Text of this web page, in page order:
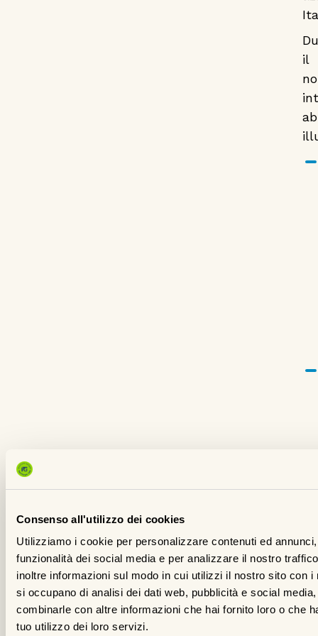
Consenso all'utilizzo dei cookies
Utilizziamo i cookie per personalizzare contenuti ed
funzionalità dei social media e per analizzare il nostro
inoltre informazioni sul modo in cui utilizzi il nostro sito con i
si occupano di analisi dei dati web, pubblicità e social
combinarle con altre informazioni che hai fornito loro o che
tuo utilizzo dei loro servizi.
il